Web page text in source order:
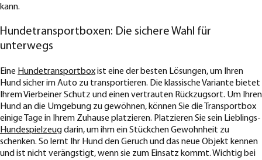
kann.
Hundetransportboxen: Die sichere Wahl für
unterwegs
Eine Hundetransportboxist eine der besten Lösungen, um Ihren
Hund sicher im Auto zu transportieren. Die klassische Variante bietet
Ihrem Vierbeiner Schutz und einen vertrauten Rückzugsort. Um Ihren
Hund an die Umgebung zu gewöhnen, können Sie die Transportbox
einige Tage in Ihrem Zuhause platzieren. Platzieren Sie sein Lieblings-
Hundespielzeugdarin, um ihm ein Stückchen Gewohnheit zu
schenken. So lernt Ihr Hund den Geruch und das neue Objekt kennen
und ist nicht verängstigt, wenn sie zum Einsatz kommt. Wichtig bei